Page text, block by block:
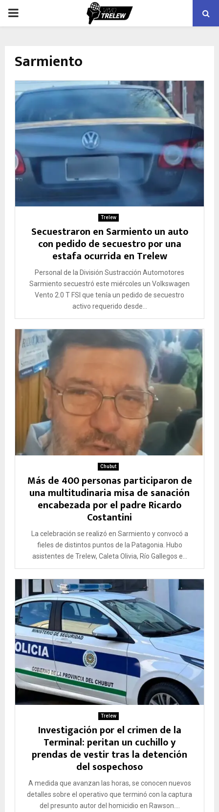
PRIMARY
Sarmiento
Trelew
Secuestraron en Sarmiento un auto
con pedido de secuestro por una
estafa ocurrida en Trelew
Personal de la División Sustracción Automotores
Sarmiento secuestró este miércoles un Volkswagen
Vento 2.0 T FSI que tenía un pedido de secuestro
activo requerido desde...
Chubut
Más de 400 personas participaron de
una multitudinaria misa de sanación
encabezada por el padre Ricardo
Costantini
La celebración se realizó en Sarmiento y convocó a
fieles de distintos puntos de la Patagonia. Hubo
asistentes de Trelew, Caleta Olivia, Río Gallegos e...
Trelew
Investigación por el crimen de la
Terminal: peritan un cuchillo y
prendas de vestir tras la detención
del sospechoso
A medida que avanzan las horas, se conocen nuevos
detalles sobre el operativo que terminó con la captura
del presunto autor del homicidio en Rawson....